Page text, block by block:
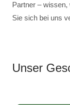
Partner –
Sie sich bei uns
Unser